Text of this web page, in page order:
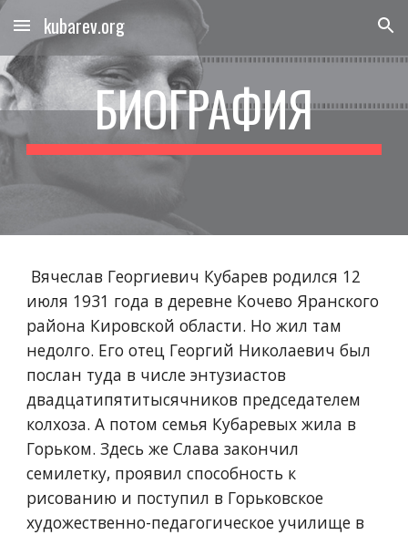
Skip to main content Skip to navigation
kubarev.org
БИОГРАФИЯ
июля 1931 года в деревне Кочево Яранского
района Кировской области. Но жил там
недолго. Его отец Георгий Николаевич был
послан туда в числе энтузиастов
двадцатипятитысячников председателем
колхоза. А потом семья Кубаревых жила в
Горьком. Здесь же Слава закончил
семилетку, проявил способность к
рисованию и поступил в Горьковское
художественно-педагогическое училище в